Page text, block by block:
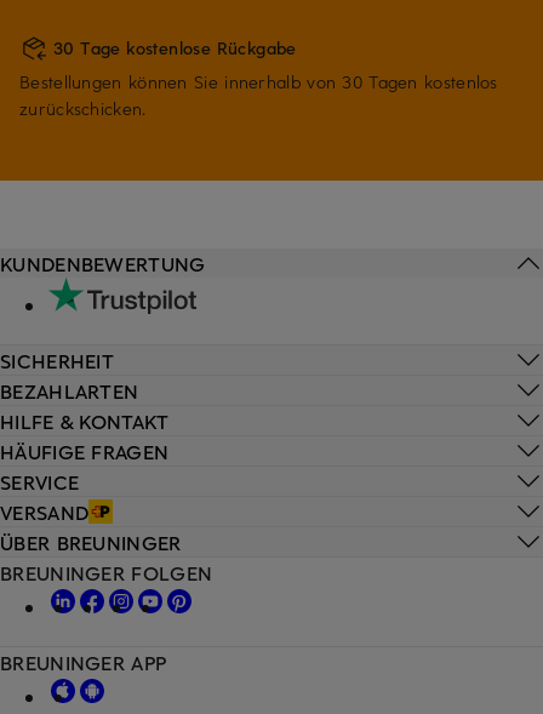
30 Tage kostenlose Rückgabe
Bestellungen können Sie innerhalb von 30 Tagen kostenlos
zurückschicken.
HILFE & KONTAKT
HÄUFIGE FRAGEN
SERVICE
VERSAND
KUNDENBEWERTUNG
SICHERHEIT
BEZAHLARTEN
ÜBER BREUNINGER
BREUNINGER FOLGEN
BREUNINGER APP